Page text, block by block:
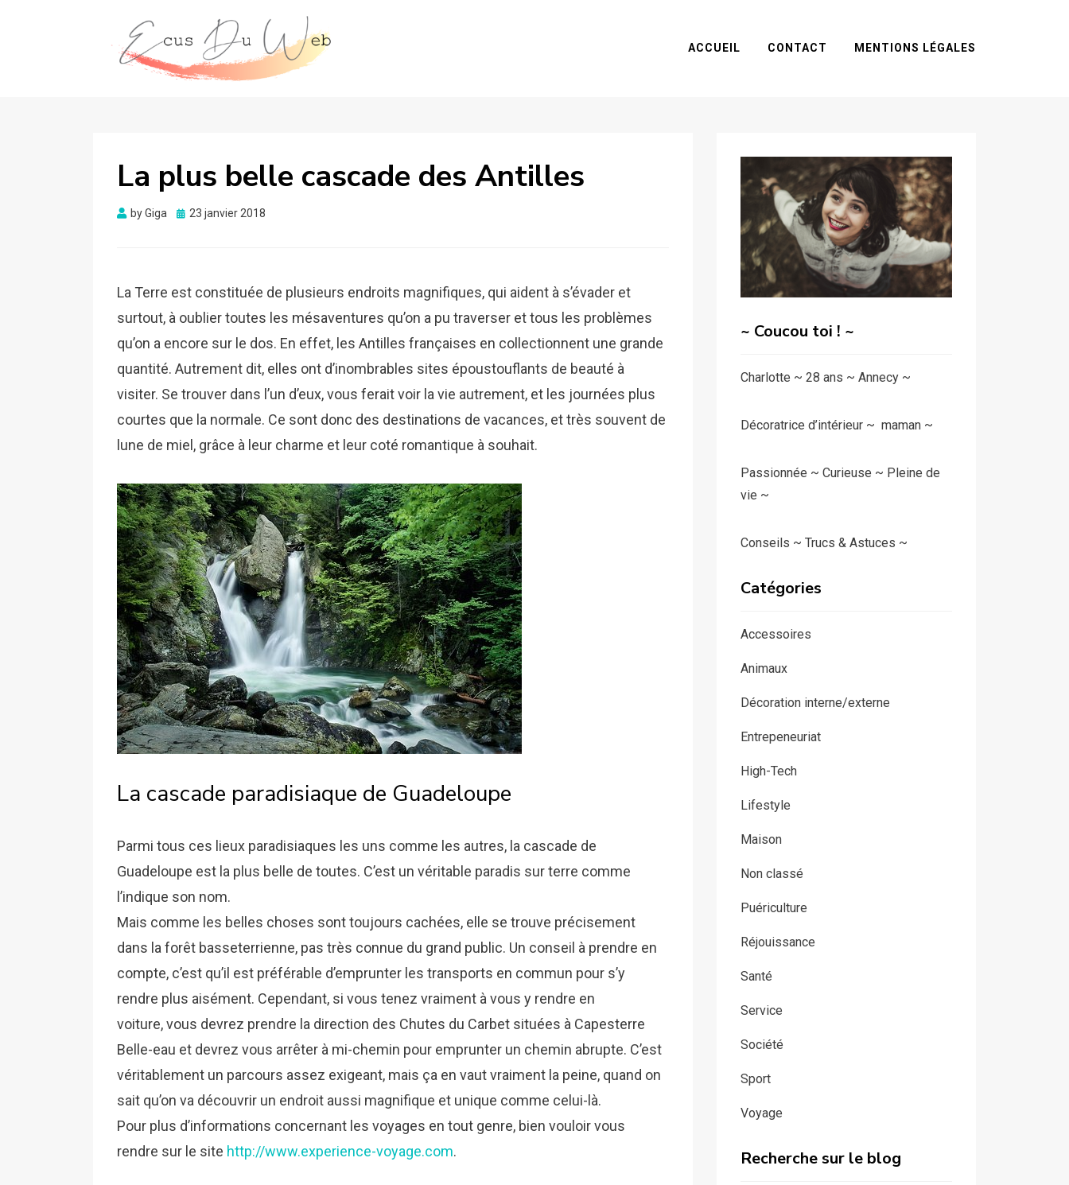
ACCUEIL CONTACT MENTIONS LÉGALES
La plus belle cascade des Antilles
byGiga
Posted
23 janvier 2018
La Terre est constituée de plusieurs endroits magnifiques, qui aident à s’évader et
surtout, à oublier toutes les mésaventures qu’on a pu traverser et tous les problèmes
qu’on a encore sur le dos. En effet, les Antilles françaises en collectionnent une grande
quantité. Autrement dit, elles ont d’inombrables sites époustouflants de beauté à
visiter. Se trouver dans l’un d’eux, vous ferait voir la vie autrement, et les journées plus
courtes que la normale. Ce sont donc des destinations de vacances, et très souvent de
lune de miel, grâce à leur charme et leur coté romantique à souhait.
La cascade paradisiaque de Guadeloupe
Parmi tous ces lieux paradisiaques les uns comme les autres, la cascade de
Guadeloupe est la plus belle de toutes. C’est un véritable paradis sur terre comme
l’indique son nom.
Mais comme les belles choses sont toujours cachées, elle se trouve précisement
dans la forêt basseterrienne, pas très connue du grand public. Un conseil à prendre en
compte, c’est qu’il est préférable d’emprunter les transports en commun pour s’y
rendre plus aisément. Cependant, si vous tenez vraiment à vous y rendre en
voiture, vous devrez prendre la direction des Chutes du Carbet situées à Capesterre
Belle-eau et devrez vous arrêter à mi-chemin pour emprunter un chemin abrupte. C’est
véritablement un parcours assez exigeant, mais ça en vaut vraiment la peine, quand on
sait qu’on va découvrir un endroit aussi magnifique et unique comme celui-là.
Pour plus d’informations concernant les voyages en tout genre, bien vouloir vous
rendre sur le site http://www.experience-voyage.com.
~ Coucou toi ! ~
Charlotte ~ 28 ans ~ Annecy ~
Décoratrice d’intérieur ~ maman ~
Passionnée ~ Curieuse ~ Pleine de
vie ~
Conseils ~ Trucs & Astuces ~
Catégories
Accessoires
Animaux
Décoration interne/externe
Entrepeneuriat
High-Tech
Lifestyle
Maison
Non classé
Puériculture
Réjouissance
Santé
Service
Société
Sport
Voyage
Recherche sur le blog